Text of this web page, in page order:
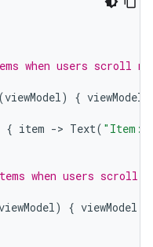
when users scroll
(viewModel) { viewModel
{ item -> Text( "Item:
when users scroll
) { viewModel